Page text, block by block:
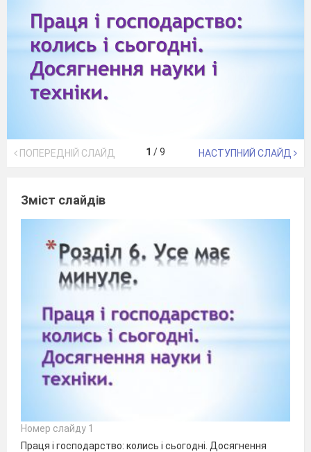
ПОПЕРЕДНІЙ СЛАЙД 1 /9 НАСТУПНИЙ СЛАЙД
Зміст слайдів
Номер слайду 1
Праця і господарство: колись і сьогодні. Досягнення